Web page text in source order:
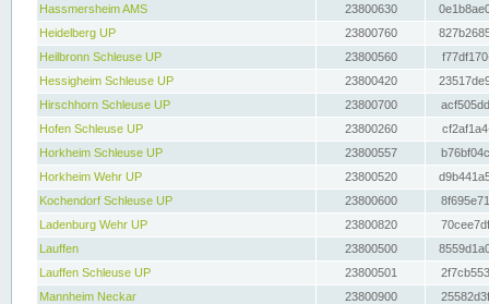
Hassmersheim AMS
23800630
Heidelberg UP
23800760
Heilbronn Schleuse UP
23800560
Hessigheim Schleuse UP
23800420
Hirschhorn Schleuse UP
23800700
Hofen Schleuse UP
23800260
Horkheim Schleuse UP
23800557
Horkheim Wehr UP
23800520
Kochendorf Schleuse UP
23800600
Ladenburg Wehr UP
23800820
Lauffen
23800500
Lauffen Schleuse UP
23800501
Mannheim Neckar
23800900